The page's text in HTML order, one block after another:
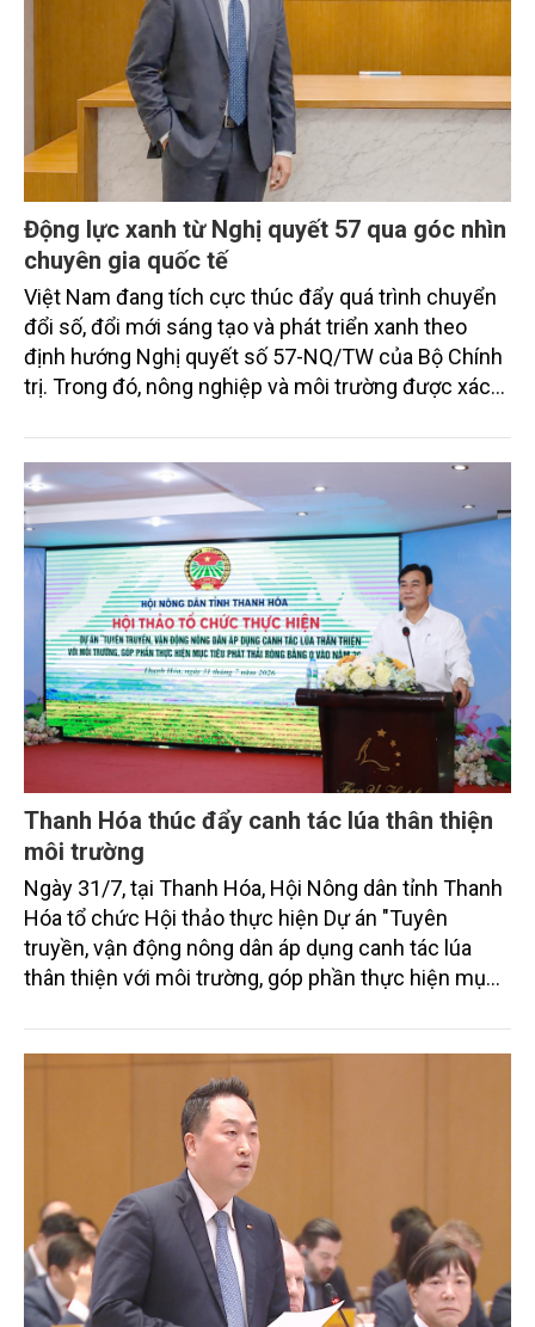
Động lực xanh từ Nghị quyết 57 qua góc nhìn
chuyên gia quốc tế
Việt Nam đang tích cực thúc đẩy quá trình chuyển
đổi số, đổi mới sáng tạo và phát triển xanh theo
định hướng Nghị quyết số 57-NQ/TW của Bộ Chính
trị. Trong đó, nông nghiệp và môi trường được xác
sắc bởi các tiến bộ công nghệ và cam kết bền vững
toàn cầu, đặc biệt là mục tiêu đưa phát thải ròng
bằng 0 (Net-Zero) vào năm 2050.
Thanh Hóa thúc đẩy canh tác lúa thân thiện
môi trường
Ngày 31/7, tại Thanh Hóa, Hội Nông dân tỉnh Thanh
Hóa tổ chức Hội thảo thực hiện Dự án "Tuyên
truyền, vận động nông dân áp dụng canh tác lúa
thân thiện với môi trường, góp phần thực hiện mục
trình thu hút sự tham gia của đông đảo đại biểu đến
từ các cơ quan quản lý nhà nước, đơn vị nghiên cứu,
doanh nghiệp, hợp tác xã và nông dân đang trực
tiếp triển khai mô hình sản xuất lúa phát thải thấp.